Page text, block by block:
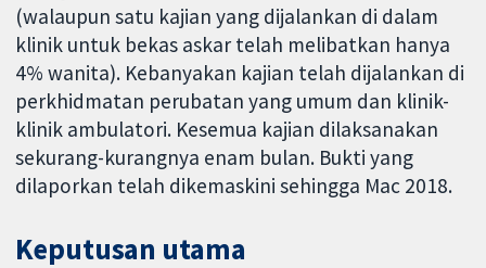
(walaupun satu kajian yang dijalankan di dalam
klinik untuk bekas askar telah melibatkan hanya
4% wanita). Kebanyakan kajian telah dijalankan di
perkhidmatan perubatan yang umum dan klinik-
klinik ambulatori. Kesemua kajian dilaksanakan
sekurang-kurangnya enam bulan. Bukti yang
dilaporkan telah dikemaskini sehingga Mac 2018.
Keputusan utama